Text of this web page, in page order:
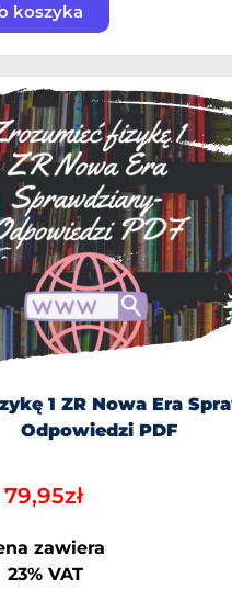
koszyka
1 ZR Nowa Era
Odpowiedzi PDF
79,95zł
zawiera
23% VAT